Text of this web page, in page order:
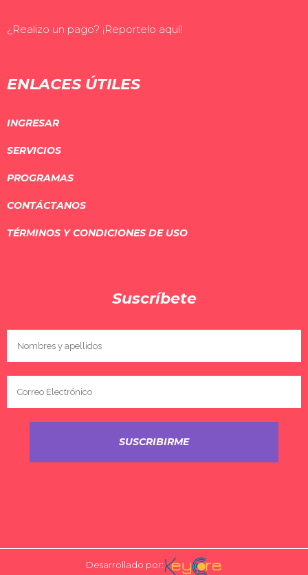
¿Realizo un pago? ¡Reportelo aquí!
ENLACES ÚTILES
INGRESAR
SERVICIOS
PROGRAMAS
CONTÁCTANOS
TÉRMINOS Y CONDICIONES DE USO
Suscríbete
Desarrollado por: